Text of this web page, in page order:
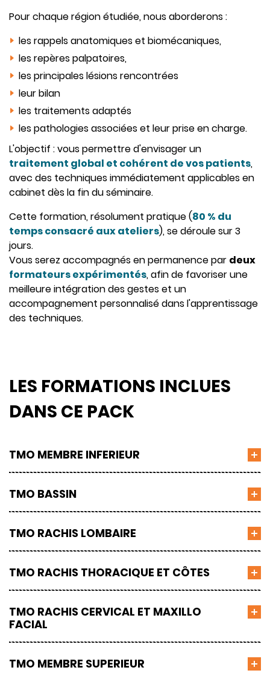
Pour chaque région étudiée, nous aborderons :
les rappels anatomiques et biomécaniques,
les repères palpatoires,
les principales lésions rencontrées
leur bilan
les traitements adaptés
les pathologies associées et leur prise en charge.
L'objectif : vous permettre d'envisager un
traitement global et cohérent de vos patients,
avec des techniques immédiatement applicables en
cabinet dès la fin du séminaire.
Cette formation, résolument pratique (80 % du
temps consacré aux ateliers), se déroule sur 3
jours.
Vous serez accompagnés en permanence par deux
formateurs expérimentés, afin de favoriser une
meilleure intégration des gestes et un
accompagnement personnalisé dans l'apprentissage
des techniques.
LES FORMATIONS INCLUES
DANS CE PACK
TMO MEMBRE INFERIEUR
TMO BASSIN
TMO RACHIS LOMBAIRE
TMO RACHIS THORACIQUE ET CÔTES
TMO RACHIS CERVICAL ET MAXILLO
FACIAL
TMO MEMBRE SUPERIEUR